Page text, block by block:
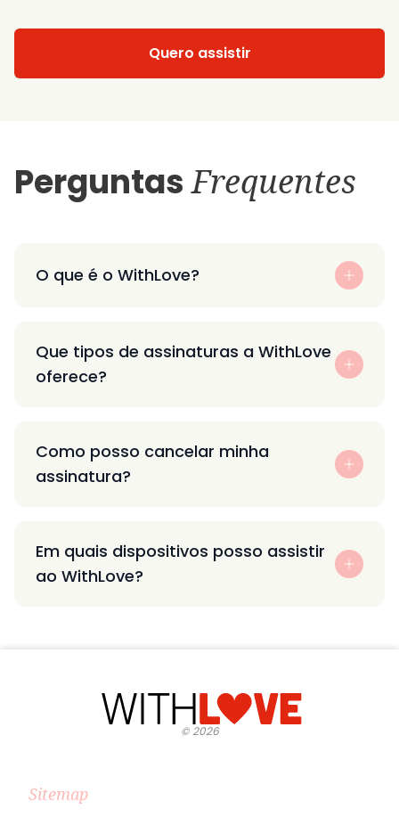
Quero assistir
PerguntasFrequentes
O que é o WithLove?
Que tipos de assinaturas a WithLove
oferece?
Como posso cancelar minha
assinatura?
Em quais dispositivos posso assistir
ao WithLove?
©2026
Sitemap